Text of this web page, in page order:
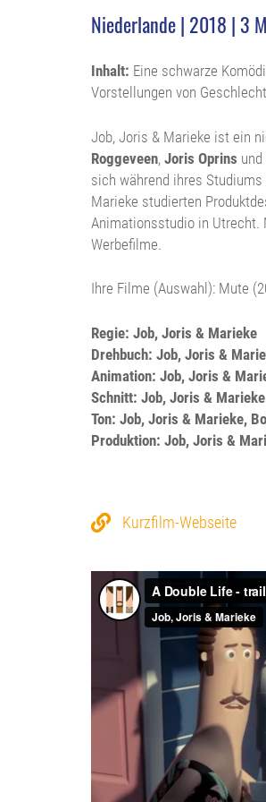
Niederlande | 2018 | 3
Inhalt: Eine schwarze
Vorstellungen von
Job, Joris & Marieke ist ein
Roggeveen, Joris Oprins und
sich während ihres
Marieke studierten
Animationsstudio in Utrecht.
Werbefilme.
Ihre Filme (Auswahl): Mute
Regie: Job, Joris & Marieke
Drehbuch: Job, Joris &
Animation: Job, Joris &
Schnitt: Job, Joris & Marieke
Ton: Job, Joris & Marieke,
Produktion: Job, Joris &
Kurzfilm-Webseite